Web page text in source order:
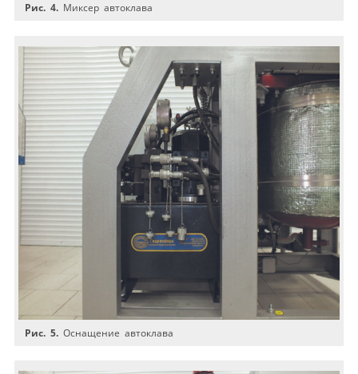
Рис. 4. Миксер автоклава
Рис. 5. Оснащение автоклава